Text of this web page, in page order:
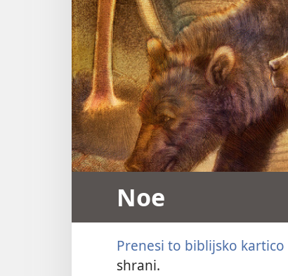
Noe
Prenesi to biblijsko kartico
shrani.